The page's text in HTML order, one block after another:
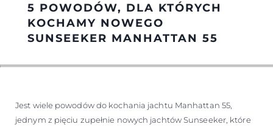
TRADYCJA
WYCEŃ SWOJĄ ŁÓDŹ
5 POWODÓW, DLA KTÓRYCH
KOCHAMY NOWEGO
SUNSEEKER MANHATTAN 55
Jest wiele powodów do kochania jachtu Manhattan 55,
jednym z pięciu zupełnie nowych jachtów Sunseeker, które